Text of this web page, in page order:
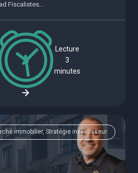
Fiscalistes...
Lecture
3
minutes
immobilier, Stratégie investisseur